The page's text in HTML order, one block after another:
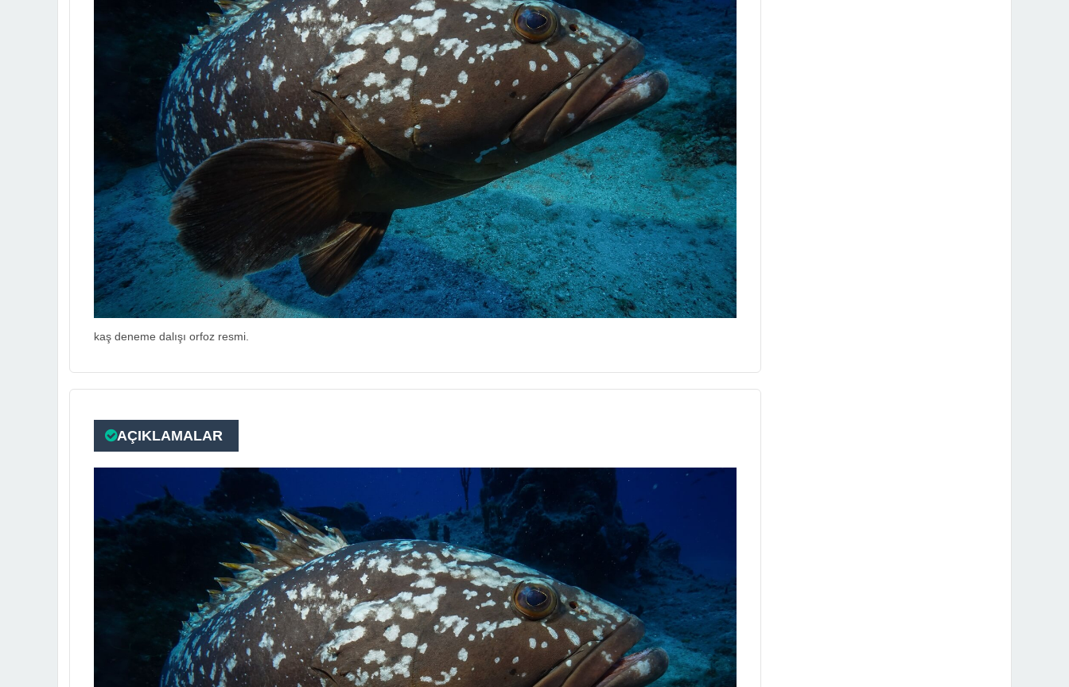
kaş deneme dalışı orfoz resmi.
AÇIKLAMALAR